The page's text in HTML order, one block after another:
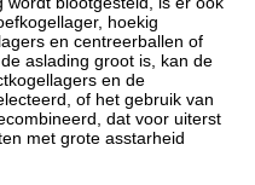
hoekig
en centreerballen of
aslading groot is, kan de
en de
of het gebruik van
dat voor uiterst
met grote asstarheid